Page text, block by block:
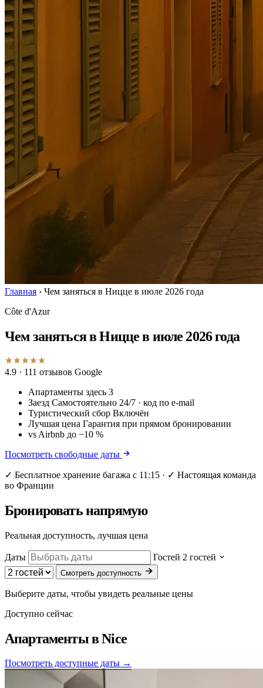
Главная › Чем заняться в Ницце в июле 2026 года
Côte d'Azur
Чем заняться в Ницце в июле 2026 года
4.9 · 111 отзывов Google
Апартаменты здесь 3
Заезд Самостоятельно 24/7 · код по e-mail
Туристический сбор Включён
Лучшая цена Гарантия при прямом бронировании
vs Airbnb до −10 %
Посмотреть свободные даты
✓ Бесплатное хранение багажа с 11:15 · ✓ Настоящая команда
во Франции
Бронировать напрямую
Реальная доступность, лучшая цена
Даты Гостей 2 гостей
Смотреть доступность
Выберите даты, чтобы увидеть реальные цены
Доступно сейчас
Апартаменты вNice
Посмотреть доступные даты →